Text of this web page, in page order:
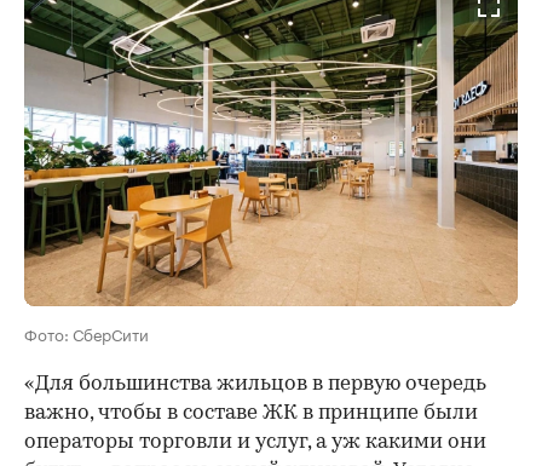
Фото: СберСити
«Для большинства жильцов в первую очередь
важно, чтобы в составе ЖК в принципе были
операторы торговли и услуг, а уж какими они